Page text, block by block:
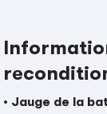
• Jauge de la